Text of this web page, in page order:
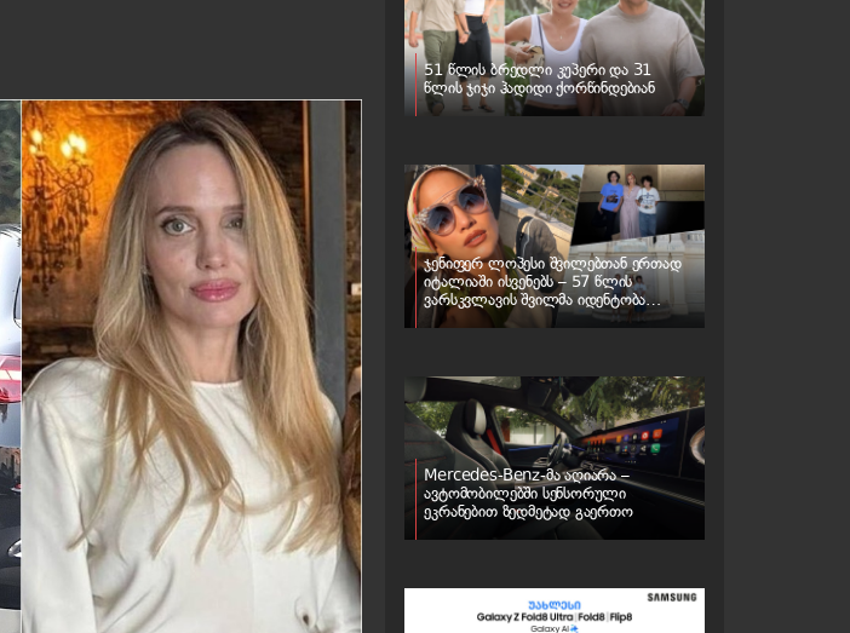
51 წლის ბრედლი კუპერი და 31
წლის ჯიჯი ჰადიდი ქორწინდებიან
ჯენიფერ ლოპესი შვილებთან ერთად
იტალიაში ისვენებს – 57 წლის
ვარსკვლავის შვილმა იდენტობა
შეიცვალა
Mercedes-Benz-მა აღიარა –
ავტომობილებში სენსორული
ეკრანებით ზედმეტად გაერთო